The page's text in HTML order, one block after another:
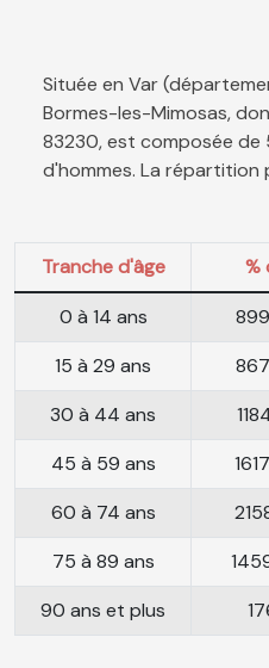
Située en Var
Bormes-les-Mimosas,
83230, est composée de
d'hommes. La répartition
Tranche d'âge
%
0 à 14 ans
15 à 29 ans
30 à 44 ans
45 à 59 ans
60 à 74 ans
75 à 89 ans
90 ans et plus